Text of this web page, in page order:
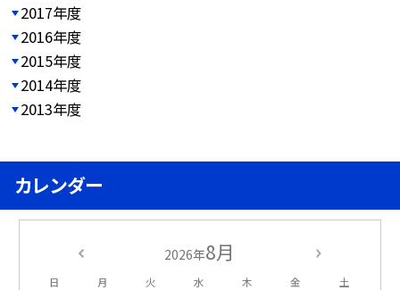
2017年度
2016年度
2015年度
2014年度
2013年度
カレンダー
2026年8月
日 月 火 水 木 金 土